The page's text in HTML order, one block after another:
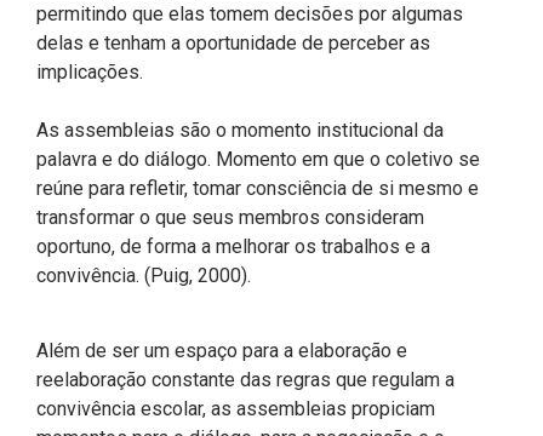
permitindo que elas tomem decisões por algumas
delas e tenham a oportunidade de perceber as
implicações.
As assembleias são o momento institucional da
palavra e do diálogo. Momento em que o coletivo se
reúne para refletir, tomar consciência de si mesmo e
transformar o que seus membros consideram
oportuno, de forma a melhorar os trabalhos e a
convivência. (Puig, 2000).
Além de ser um espaço para a elaboração e
reelaboração constante das regras que regulam a
convivência escolar, as assembleias propiciam